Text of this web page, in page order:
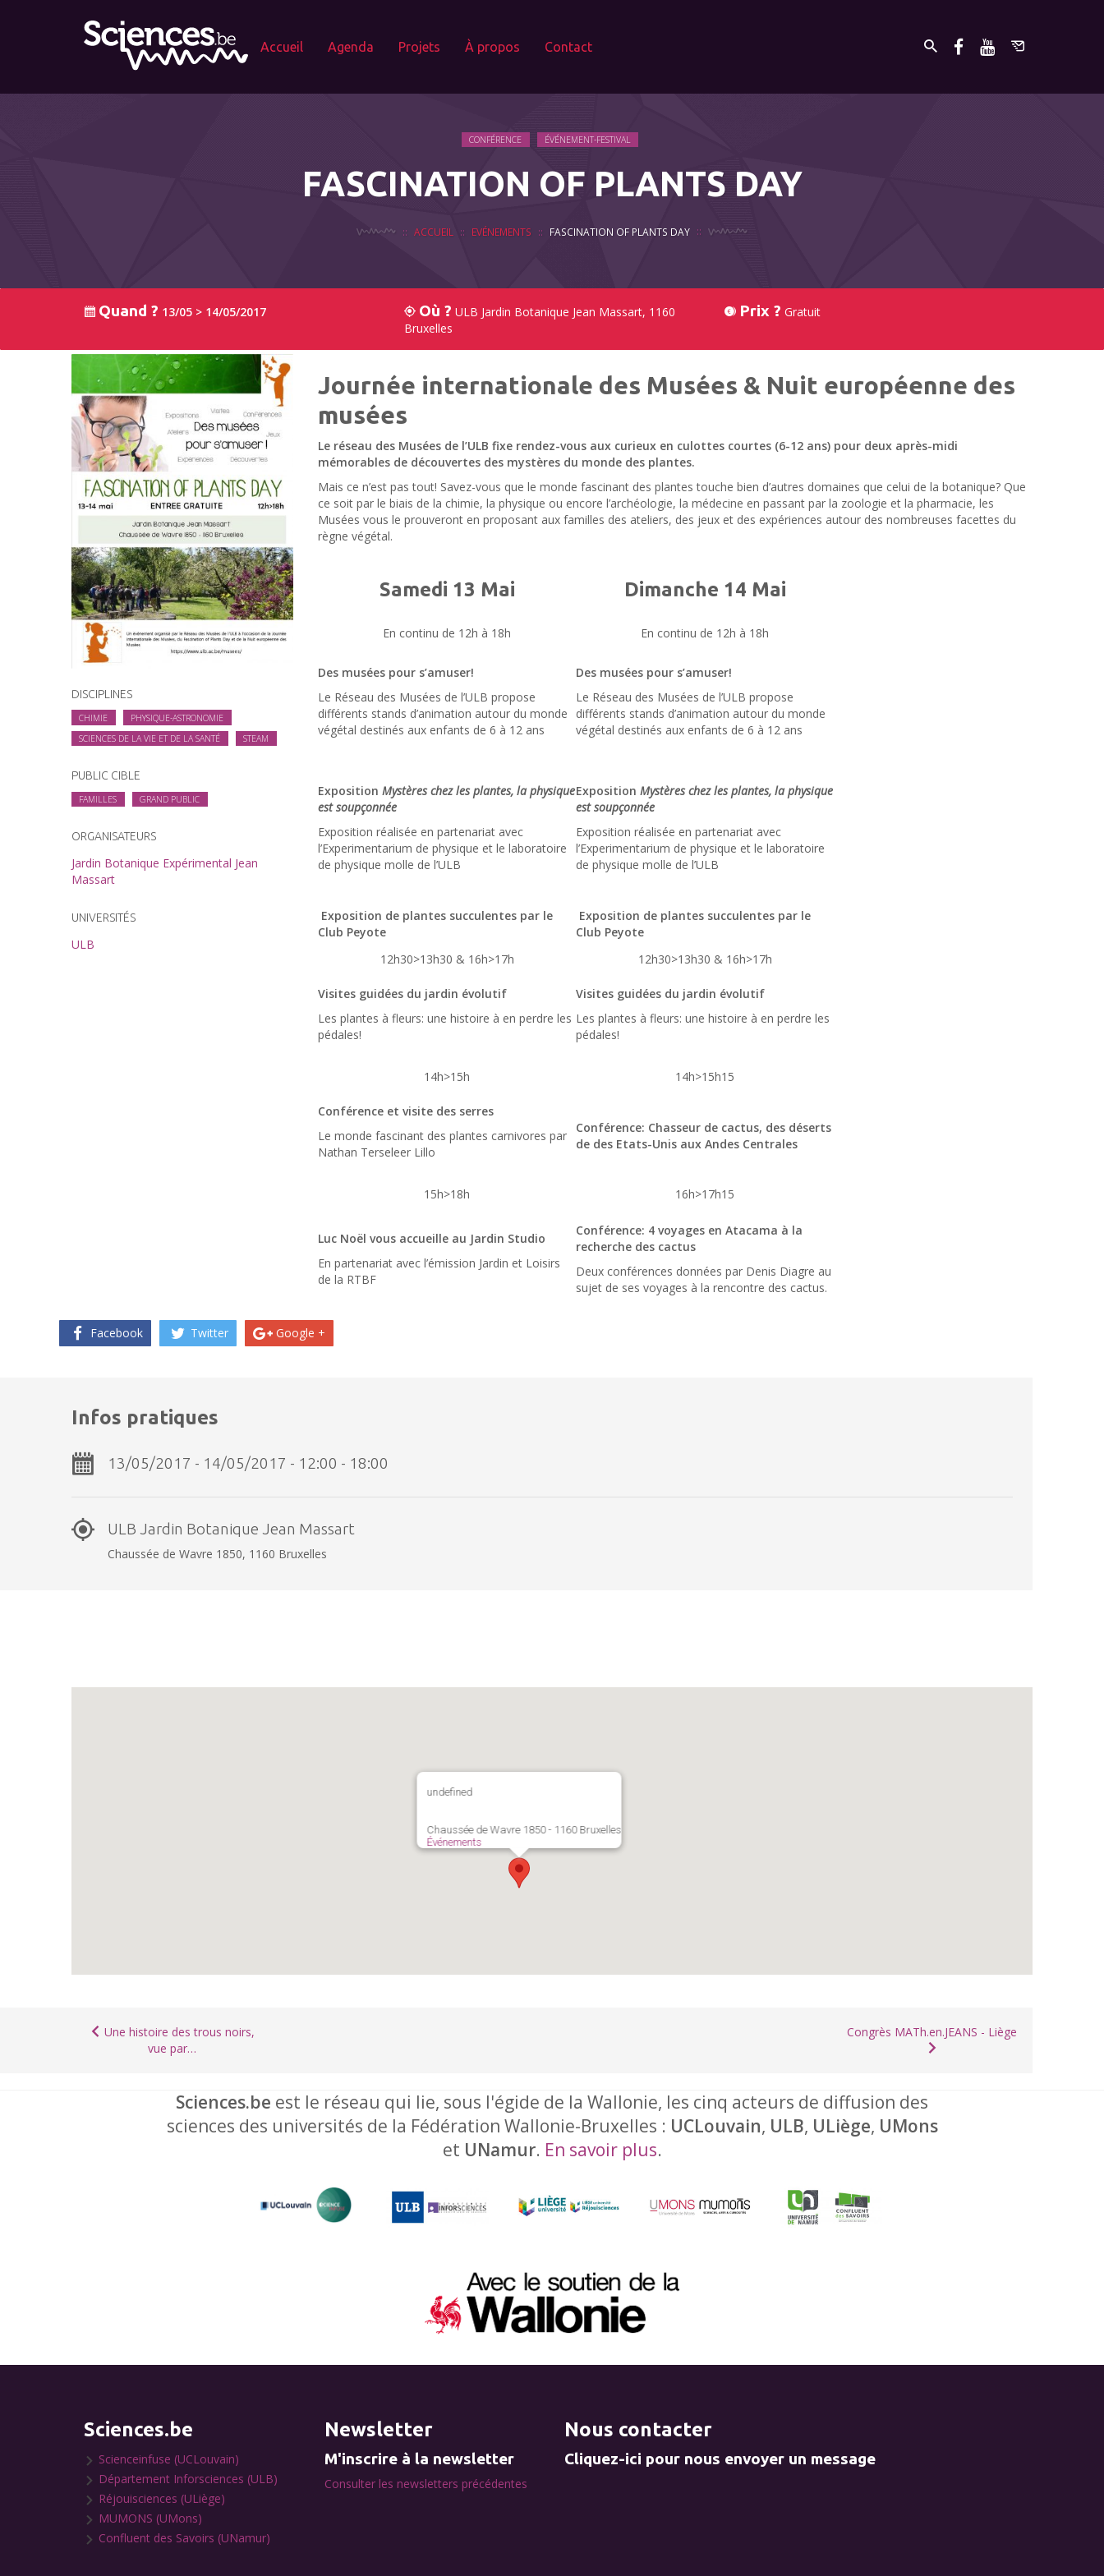
Accueil Agenda Projets À propos Contact
CONFÉRENCE ÉVÉNEMENT-FESTIVAL
FASCINATION OF PLANTS DAY
ACCUEIL EVÉNEMENTS FASCINATION OF PLANTS DAY
Quand ? 13/05 > 14/05/2017 Où ? ULB Jardin Botanique Jean Massart, 1160
Bruxelles
Prix ? Gratuit
DISCIPLINES
CHIMIE
PHYSIQUE-ASTRONOMIE
SCIENCES DE LA VIE ET DE LA SANTÉ
STEAM
PUBLIC CIBLE
FAMILLES GRAND PUBLIC
ORGANISATEURS
Jardin Botanique Expérimental Jean
Massart
UNIVERSITÉS
ULB
Journée internationale des Musées & Nuit européenne des
musées
Le réseau des Musées de l’ULB fixe rendez-vous aux curieux en culottes courtes (6-12 ans) pour deux après-midi
mémorables de découvertes des mystères du monde des plantes.
Mais ce n’est pas tout! Savez-vous que le monde fascinant des plantes touche bien d’autres domaines que celui de la botanique? Que
ce soit par le biais de la chimie, la physique ou encore l’archéologie, la médecine en passant par la zoologie et la pharmacie, les
Musées vous le prouveront en proposant aux familles des ateliers, des jeux et des expériences autour des nombreuses facettes du
règne végétal.
Samedi 13 Mai Dimanche 14 Mai
En continu de 12h à 18h En continu de 12h à 18h
Des musées pour s’amuser!
Le Réseau des Musées de l’ULB propose
différents stands d’animation autour du monde
végétal destinés aux enfants de 6 à 12 ans
Des musées pour s’amuser!
Le Réseau des Musées de l’ULB propose
différents stands d’animation autour du monde
végétal destinés aux enfants de 6 à 12 ans
Exposition Mystères chez les plantes, la physique
est soupçonnée
Exposition réalisée en partenariat avec
l’Experimentarium de physique et le laboratoire
de physique molle de l’ULB
Exposition Mystères chez les plantes, la physique
est soupçonnée
Exposition réalisée en partenariat avec
l’Experimentarium de physique et le laboratoire
de physique molle de l’ULB
Exposition de plantes succulentes par le
Club Peyote
Exposition de plantes succulentes par le
Club Peyote
12h30>13h30 & 16h>17h
12h30>13h30 & 16h>17h
Visites guidées du jardin évolutif
Les plantes à fleurs: une histoire à en perdre les
pédales!
Visites guidées du jardin évolutif
Les plantes à fleurs: une histoire à en perdre les
pédales!
14h>15h 14h>15h15
Conférence et visite des serres
Le monde fascinant des plantes carnivores par
Nathan Terseleer Lillo
Conférence: Chasseur de cactus, des déserts
de des Etats-Unis aux Andes Centrales
15h>18h 16h>17h15
Luc Noël vous accueille au Jardin Studio
En partenariat avec l’émission Jardin et Loisirs
de la RTBF
Conférence: 4 voyages en Atacama à la
recherche des cactus
Deux conférences données par Denis Diagre au
sujet de ses voyages à la rencontre des cactus.
Facebook Twitter Google +
Infos pratiques
13/05/2017 - 14/05/2017 - 12:00 - 18:00
ULB Jardin Botanique Jean Massart
Chaussée de Wavre 1850, 1160 Bruxelles
undefined
Chaussée de Wavre 1850 - 1160 Bruxelles
Événements
Une histoire des trous noirs,
vue par…
Congrès MATh.en.JEANS - Liège
Sciences.be est le réseau qui lie, sous l'égide de la Wallonie, les cinq acteurs de diffusion des
sciences des universités de la Fédération Wallonie-Bruxelles : UCLouvain, ULB, ULiège, UMons
et UNamur. En savoir plus.
Sciences.be
Scienceinfuse (UCLouvain)
Département Inforsciences (ULB)
Réjouisciences (ULiège)
MUMONS (UMons)
Confluent des Savoirs (UNamur)
Newsletter
M'inscrire à la newsletter
Consulter les newsletters précédentes
Nous contacter
Cliquez-ici pour nous envoyer un message